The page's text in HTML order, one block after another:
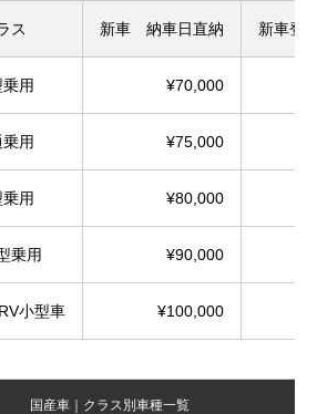
ス 新車 納車日直納 新車登
用 ¥70,000
用 ¥75,000
用 ¥80,000
乗用 ¥90,000
小型車 ¥100,000
国産車｜クラス別車種一覧